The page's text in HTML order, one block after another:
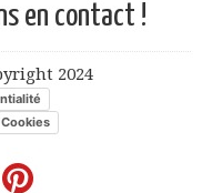
en contact !
2024